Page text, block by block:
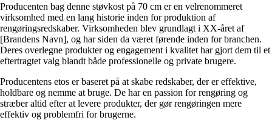
Producenten bag denne støvkost på 70 cm er en velrenommeret
virksomhed med en lang historie inden for produktion af
rengøringsredskaber. Virksomheden blev grundlagt i XX-året af
[Brandens Navn], og har siden da været førende inden for branchen.
Deres overlegne produkter og engagement i kvalitet har gjort dem til et
eftertragtet valg blandt både professionelle og private brugere.
Producentens etos er baseret på at skabe redskaber, der er effektive,
holdbare og nemme at bruge. De har en passion for rengøring og
stræber altid efter at levere produkter, der gør rengøringen mere
effektiv og problemfri for brugerne.